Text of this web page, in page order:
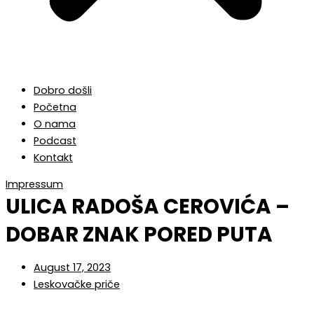
Dobro došli
Početna
O nama
Podcast
Kontakt
Impressum
ULICA RADOŠA CEROVIĆA –
DOBAR ZNAK PORED PUTA
August 17, 2023
Leskovačke priče